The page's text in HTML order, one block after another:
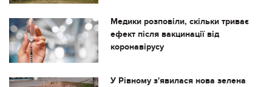
Медики розповіли, скільки триває
ефект після вакцинації від
коронавірусу
У Рівному з'явилася нова зелена